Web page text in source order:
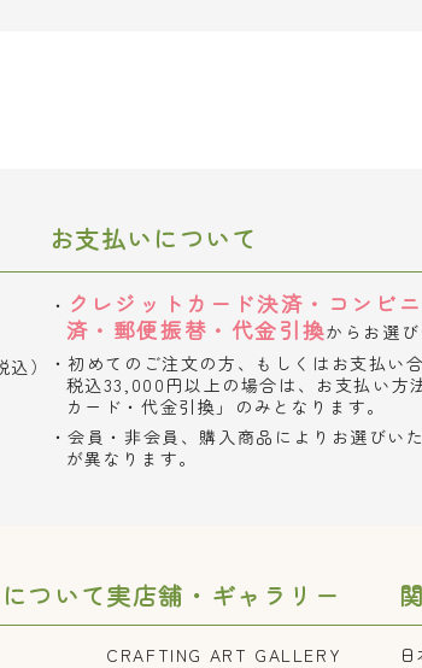
）
お支払いについて
クレジットカード決済・コンビ
済・郵便振替・代金引換からお選び
初めてのご注文の方、もしくはお支払い
税込33,000円以上の場合は、お支払い方
カード・代金引換」のみとなります。
会員・非会員、購入商品によりお選びい
が異なります。
ついて実店舗・ギャラリー
CRAFTING ART GALLERY